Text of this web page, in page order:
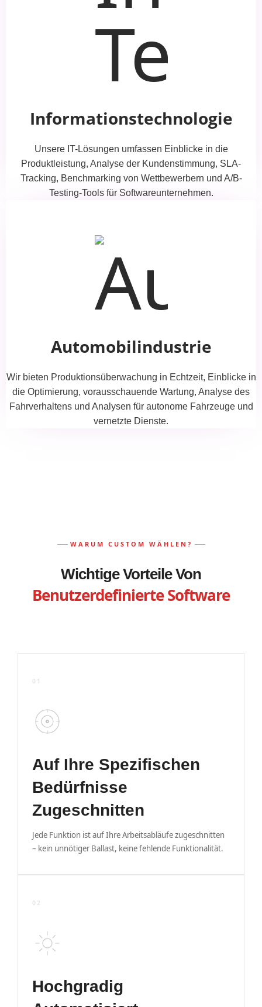
Informationstechnologie
Unsere IT-Lösungen umfassen Einblicke in die
Produktleistung, Analyse der Kundenstimmung, SLA-
Tracking, Benchmarking von Wettbewerbern und A/B-
Testing-Tools für Softwareunternehmen.
Automobilindustrie
Wir bieten Produktionsüberwachung in Echtzeit, Einblicke in
die Optimierung, vorausschauende Wartung, Analyse des
Fahrverhaltens und Analysen für autonome Fahrzeuge und
vernetzte Dienste.
WARUM CUSTOM WÄHLEN?
Wichtige Vorteile Von
Benutzerdefinierte Software
01
Auf Ihre Spezifischen
Bedürfnisse
Zugeschnitten
Jede Funktion ist auf Ihre Arbeitsabläufe zugeschnitten
– kein unnötiger Ballast, keine fehlende Funktionalität.
02
Hochgradig